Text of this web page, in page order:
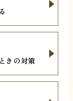
きの対策